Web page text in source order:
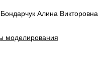
Алина Викторовна
моделирования